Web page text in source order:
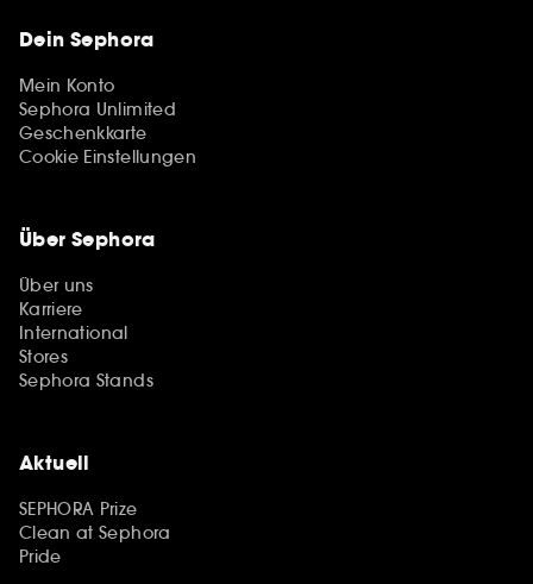
Dein Sephora
Mein Konto
Sephora Unlimited
Geschenkkarte
Cookie Einstellungen
Über Sephora
Über uns
Karriere
International
Stores
Sephora Stands
Aktuell
SEPHORA Prize
Clean at Sephora
Pride